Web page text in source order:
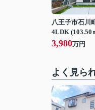
八王子市石川
4LDK (103.50
3,980万円
よく見ら